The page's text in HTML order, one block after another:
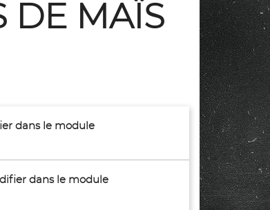
DE MAÏS
dans le module
dans le module